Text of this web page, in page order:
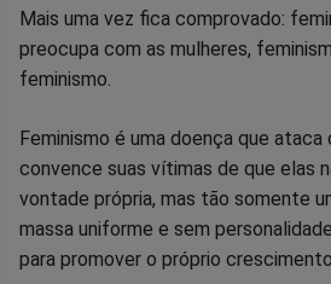
Mais uma vez fica comprovado:
preocupa com as mulheres,
feminismo.
Feminismo é uma doença que
convence suas vítimas de que elas
vontade própria, mas tão somente
massa uniforme e sem
para promover o próprio crescimento.